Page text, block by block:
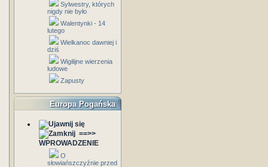
Sylwestry, których
nigdy nie było
Walentynki - 14
lutego
Wielkanoc dawniej i
dziś
Wigilijne wierzenia
ludowe
Zapusty
Europa Pogańska
==>>
WPROWADZENIE
O
słowiańszczyźnie przed